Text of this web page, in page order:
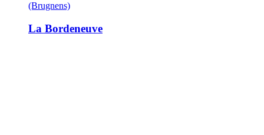
(Brugnens)
La Bordeneuve